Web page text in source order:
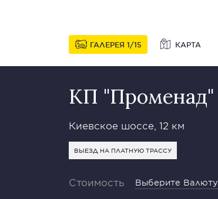
ГАЛЕРЕЯ 1 15 КАРТА
КП "Променад"
Киевское шоссе, 12 км
ВЫЕЗД НА ПЛАТНУЮ ТРАССУ
Стоимость Выберите Валюту